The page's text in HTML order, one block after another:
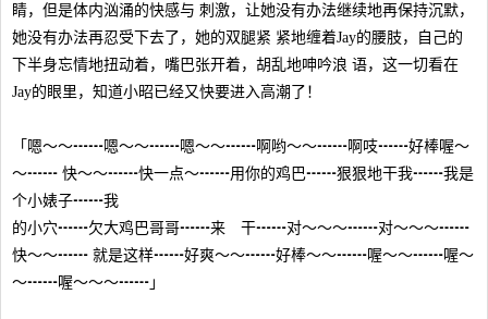
睛，但是体内汹涌的快感与 刺激，让她没有办法继续地再保持沉默，
她没有办法再忍受下去了，她的双腿紧 紧地缠着Jay的腰肢，自己的
下半身忘情地扭动着，嘴巴张开着，胡乱地呻吟浪 语，这一切看在
Jay的眼里，知道小昭已经又快要进入高潮了！
「嗯～～┅┅嗯～～┅┅嗯～～┅┅啊哟～～┅┅啊吱┅┅好棒喔～
～┅┅ 快～～┅┅快一点～┅┅用你的鸡巴┅┅狠狠地干我┅┅我是
个小婊子┅┅我
的小穴┅┅欠大鸡巴哥哥┅┅来 干┅┅对～～～┅┅对～～～┅┅
快～～┅┅ 就是这样┅┅好爽～～┅┅好棒～～┅┅喔～～┅┅喔～
～┅┅喔～～～┅┅」